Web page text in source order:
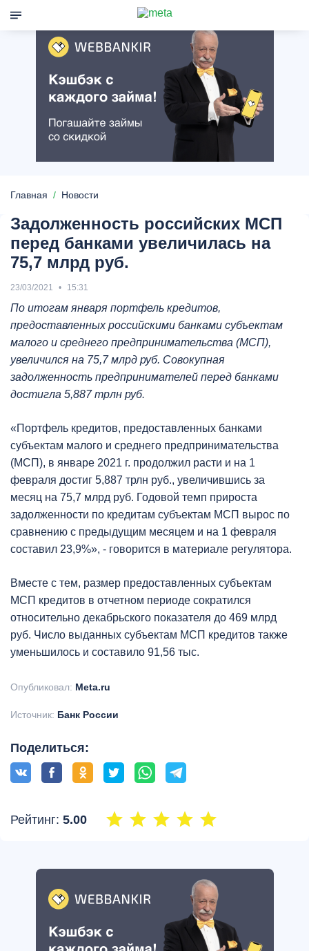
Главная Новости
Задолженность российских МСП
перед банками увеличилась на
75,7 млрд руб.
23/03/2021 15:31
По итогам января портфель кредитов,
предоставленных российскими банками субъектам
малого и среднего предпринимательства (МСП),
увеличился на 75,7 млрд руб. Совокупная
задолженность предпринимателей перед банками
достигла 5,887 трлн руб.
«Портфель кредитов, предоставленных банками
субъектам малого и среднего предпринимательства
(МСП), в январе 2021 г. продолжил расти и на 1
февраля достиг 5,887 трлн руб., увеличившись за
месяц на 75,7 млрд руб. Годовой темп прироста
задолженности по кредитам субъектам МСП вырос по
сравнению с предыдущим месяцем и на 1 февраля
составил 23,9%», - говорится в материале регулятора.
Вместе с тем, размер предоставленных субъектам
МСП кредитов в отчетном периоде сократился
относительно декабрьского показателя до 469 млрд
руб. Число выданных субъектам МСП кредитов также
уменьшилось и составило 91,56 тыс.
Опубликовал: Meta.ru
Источник: Банк России
Поделиться:
Рейтинг: 5.00